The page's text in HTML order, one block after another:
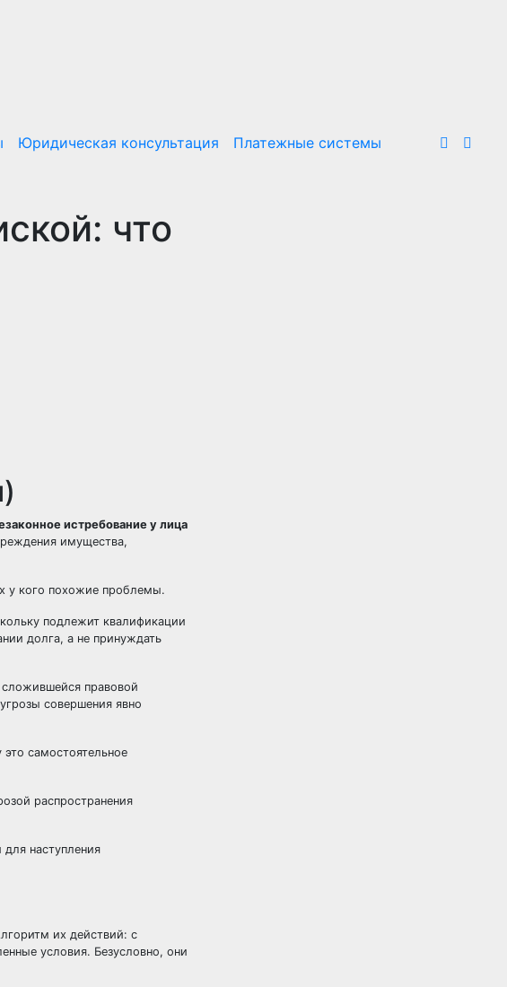
Юридическая консультация Платежные системы
что
истребование у лица
имущества,
у кого похожие проблемы.
подлежит квалификации
долга, а не принуждать
правовой
совершения явно
самостоятельное
распространения
наступления
их действий: с
условия. Безусловно, они